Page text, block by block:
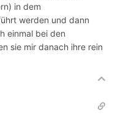
in dem
werden und dann
einmal bei den
sie mir danach ihre rein